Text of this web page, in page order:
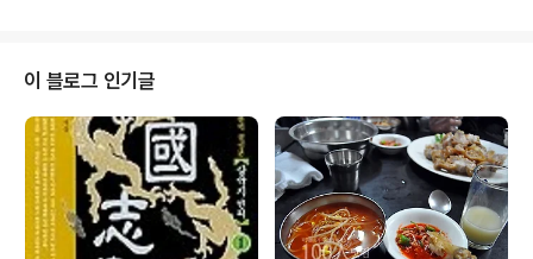
에겐 정말 죄송한 일이다. 트위터와 페이스북 등 SNS를 통
해 나타난 독자들의 반응은 '이해하고 응원한다'는 코멘트
가 압도적이다. 그러나 막상 내일 아침 신문이 오지 않으면
어떤 반응을 보일지 두렵다. 경영진의 일원으로서 신문을
하루 휴간한다는 것은 여러모로 두렵고 부담스런 일이다.
광고 손실도 감수해야 하고,..
이 블로그 인기글